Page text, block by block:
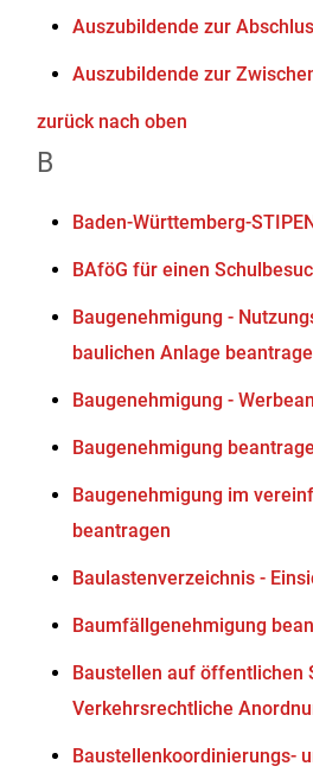
Auszubildende zur
Auszubildende zur
zurück nach oben
B
Baden-Württemberg-
BAföG für einen
Baugenehmigung -
baulichen Anlage
Baugenehmigung -
Baugenehmigung
Baugenehmigung im
beantragen
Baulastenverzeichnis -
Baumfällgenehmigung
Baustellen auf öffentlichen
Verkehrsrechtliche
Baustellenkoordinierungs-